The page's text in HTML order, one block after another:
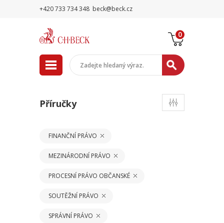
+420 733 734 348 beck@beck.cz
0
Příručky
FINANČNÍ PRÁVO
MEZINÁRODNÍ PRÁVO
PROCESNÍ PRÁVO OBČANSKÉ
SOUTĚŽNÍ PRÁVO
SPRÁVNÍ PRÁVO